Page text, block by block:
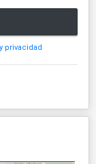
privacidad